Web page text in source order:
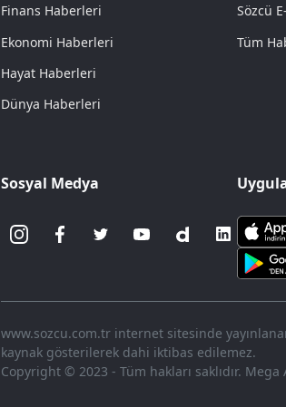
Finans Haberleri
Ekonomi Haberleri
Hayat Haberleri
Dünya Haberleri
Sözcü
Tüm
Sosyal Medya
www.sozcu.com.tr internet sitesinde
kaynak gösterilerek dahi iktibas edilemez.
Copyright © 2023 - Tüm hakları saklıdır. Mega